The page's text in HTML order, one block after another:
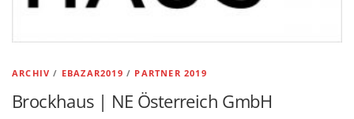
ARCHIV / EBAZAR2019 / PARTNER 2019
Brockhaus | NE Österreich GmbH